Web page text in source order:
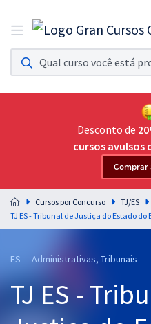
Assinatura Ilimitada 11
Acesso a todos os cursos. Teste grátis
Assinatura OAB Até Passar
Acesso ilimitado a toda preparação
Residências
Preparação completa e intensiva
residências em saúde do Brasil
Cursos 20% OFF
Desconto de
cursos avulsos
Comprar
Cursos por Concurso
TJ/ES
ES - Administrativas, Tribunais
TJ ES -